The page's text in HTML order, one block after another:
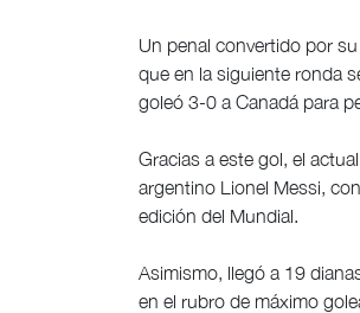
Un penal convertido por
que en la siguiente ronda
goleó 3-0 a Canadá para
Gracias a este gol, el
argentino Lionel Messi,
edición del Mundial.
Asimismo, llegó a 19
en el rubro de máximo